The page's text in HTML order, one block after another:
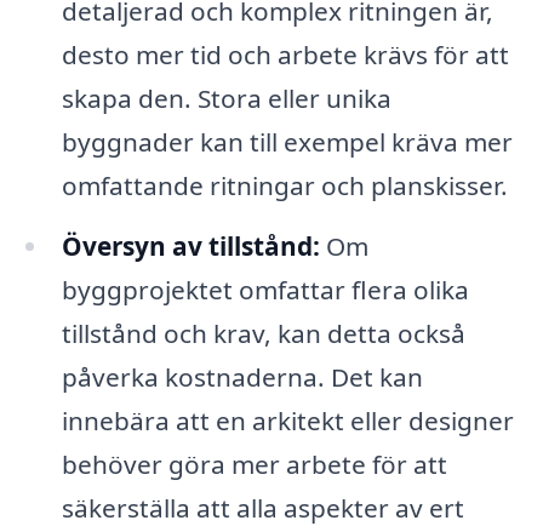
detaljerad och komplex ritningen är,
desto mer tid och arbete krävs för att
skapa den. Stora eller unika
byggnader kan till exempel kräva mer
omfattande ritningar och planskisser.
Översyn av tillstånd: Om
byggprojektet omfattar flera olika
tillstånd och krav, kan detta också
påverka kostnaderna. Det kan
innebära att en arkitekt eller designer
behöver göra mer arbete för att
säkerställa att alla aspekter av ert